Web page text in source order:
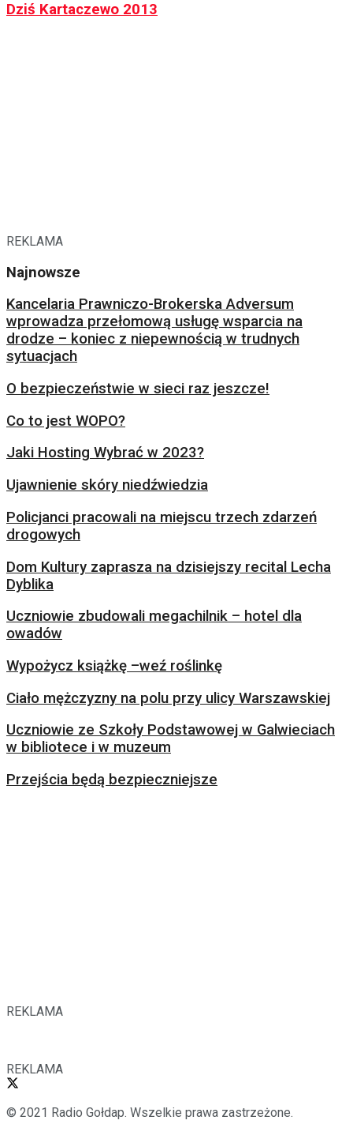
Dziś Kartaczewo 2013
REKLAMA
Najnowsze
Kancelaria Prawniczo-Brokerska Adversum
wprowadza przełomową usługę wsparcia na
drodze – koniec z niepewnością w trudnych
sytuacjach
O bezpieczeństwie w sieci raz jeszcze!
Co to jest WOPO?
Jaki Hosting Wybrać w 2023?
Ujawnienie skóry niedźwiedzia
Policjanci pracowali na miejscu trzech zdarzeń
drogowych
Dom Kultury zaprasza na dzisiejszy recital Lecha
Dyblika
Uczniowie zbudowali megachilnik – hotel dla
owadów
Wypożycz książkę –weź roślinkę
Ciało mężczyzny na polu przy ulicy Warszawskiej
Uczniowie ze Szkoły Podstawowej w Galwieciach
w bibliotece i w muzeum
Przejścia będą bezpieczniejsze
REKLAMA
REKLAMA
© 2021 Radio Gołdap. Wszelkie prawa zastrzeżone.